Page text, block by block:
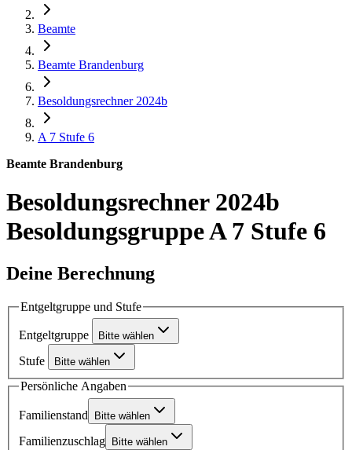
Beamte
Beamte Brandenburg
Besoldungsrechner 2024b
A 7 Stufe 6
Beamte Brandenburg
Besoldungsrechner 2024b
Besoldungsgruppe A 7 Stufe 6
Deine Berechnung
Entgeltgruppe und Stufe
Entgeltgruppe Bitte wählen
Stufe Bitte wählen
Persönliche Angaben
Familienstand Bitte wählen
Familienzuschlag Bitte wählen